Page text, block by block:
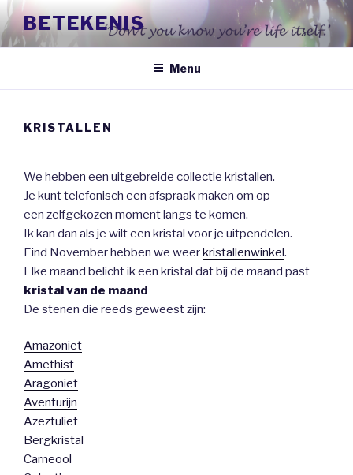
Naar
de
inhoud
BETEKENIS
Menu
KRISTALLEN
We hebben een uitgebreide collectie kristallen.
Je kunt telefonisch een afspraak maken om op
een zelfgekozen moment langs te komen.
Ik kan dan als je wilt een kristal voor je uitpendelen.
Eind November hebben we weerkristallenwinkel.
Elke maand belicht ik een kristal dat bij de maand past
kristal van de maand
De stenen die reeds geweest zijn:
Amazoniet
Amethist
Aragoniet
Aventurijn
Azeztuliet
Bergkristal
Carneool